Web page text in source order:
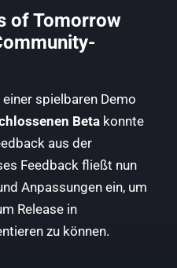
of Tomorrow
spielbaren Demo
Beta konnte
aus der
Feedback fließt nun
Anpassungen ein, um
Release in
zu können.